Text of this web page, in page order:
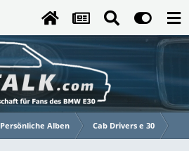
Persönliche Alben Cab Drivers e 30